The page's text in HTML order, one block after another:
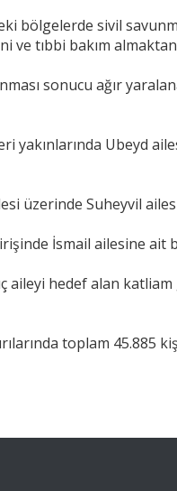
bölgelerde sivil
ve tıbbi bakım
sonucu ağır
yakınlarında Ubeyd
üzerinde Suheyvil
İsmail ailesine ait
hedef alan
toplam 45.885